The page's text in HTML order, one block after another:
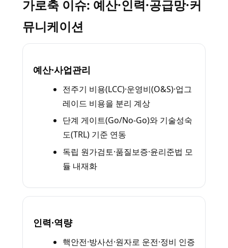
가로축 이슈: 예산·인력·공급망·커
뮤니케이션
예산·사업관리
전주기 비용(LCC)·운영비(O&S)·업그
레이드 비용을 분리 계상
단계 게이트(Go/No-Go)와 기술성숙
도(TRL) 기준 연동
독립 원가검토·품질보증·윤리준법 모
듈 내재화
인력·역량
핵안전·방사선·원자로 운전·정비 인증